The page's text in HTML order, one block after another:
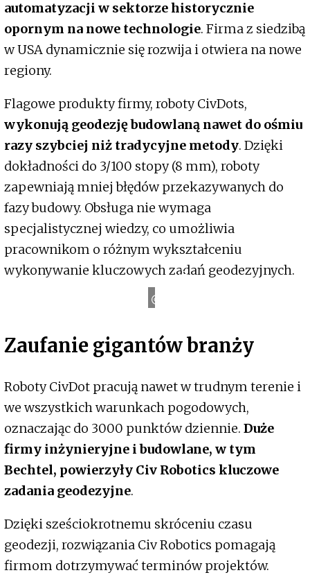
automatyzacji w sektorze historycznie
opornym na nowe technologie. Firma z siedzibą
w USA dynamicznie się rozwija i otwiera na nowe
regiony.
Flagowe produkty firmy, roboty CivDots,
wykonują geodezję budowlaną nawet do ośmiu
razy szybciej niż tradycyjne metody. Dzięki
dokładności do 3/100 stopy (8 mm), roboty
zapewniają mniej błędów przekazywanych do
fazy budowy. Obsługa nie wymaga
specjalistycznej wiedzy, co umożliwia
pracownikom o różnym wykształceniu
wykonywanie kluczowych zadań geodezyjnych.
s
Zaufanie gigantów branży
Roboty CivDot pracują nawet w trudnym terenie i
we wszystkich warunkach pogodowych,
oznaczając do 3000 punktów dziennie. Duże
firmy inżynieryjne i budowlane, w tym
Bechtel, powierzyły Civ Robotics kluczowe
zadania geodezyjne.
Dzięki sześciokrotnemu skróceniu czasu
geodezji, rozwiązania Civ Robotics pomagają
firmom dotrzymywać terminów projektów.